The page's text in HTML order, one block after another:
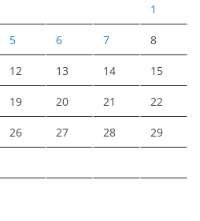
1
5 6 7 8
12 13 14 15
19 20 21 22
26 27 28 29